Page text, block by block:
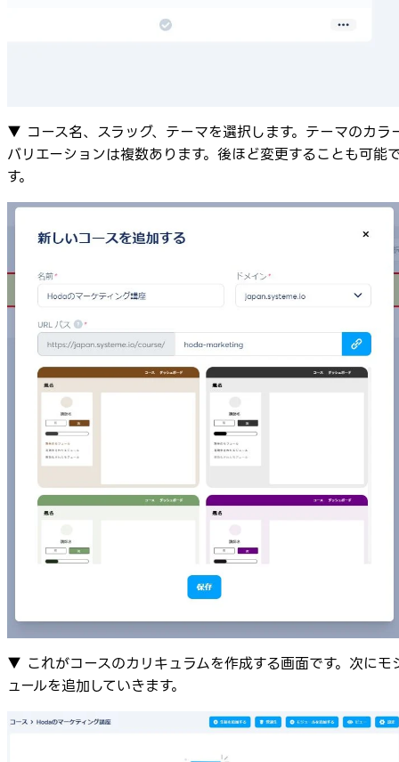
▼ コース名、スラッグ、テーマを選択します。テーマのカラ
バリエーションは複数あります。後ほど変更することも可能
す。
▼ これがコースのカリキュラムを作成する画面です。次にモ
ュールを追加していきます。